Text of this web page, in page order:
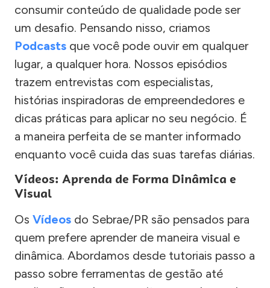
consumir conteúdo de qualidade pode ser
um desafio. Pensando nisso, criamos
Podcasts que você pode ouvir em qualquer
lugar, a qualquer hora. Nossos episódios
trazem entrevistas com especialistas,
histórias inspiradoras de empreendedores e
dicas práticas para aplicar no seu negócio. É
a maneira perfeita de se manter informado
enquanto você cuida das suas tarefas diárias.
Vídeos: Aprenda de Forma Dinâmica e
Visual
Os Vídeos do Sebrae/PR são pensados para
quem prefere aprender de maneira visual e
dinâmica. Abordamos desde tutoriais passo a
passo sobre ferramentas de gestão até